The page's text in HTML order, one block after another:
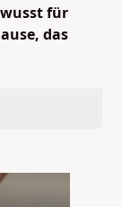
für
das